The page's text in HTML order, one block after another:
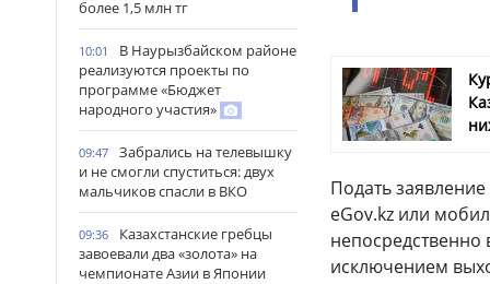
более 1,5 млн тг
10:01
В Наурызбайском районе
реализуются проекты по
программе «Бюджет
народного участия»
09:47
Забрались на телевышку
и не смогли спуститься: двух
мальчиков спасли в ВКО
09:36
Казахстанские гребцы
завоевали два «золота» на
чемпионате Азии в Японии
Подать
eGov.kz или
исключением